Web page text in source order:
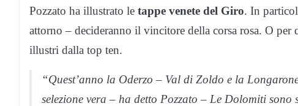
Pozzato ha illustrato le tappe venete del Giro. In
attorno – decideranno il vincitore della corsa rosa. O
illustri dalla top ten.
“Quest’anno la Oderzo – Val di Zoldo e la
selezione vera – ha detto Pozzato – Le Dolomiti sono